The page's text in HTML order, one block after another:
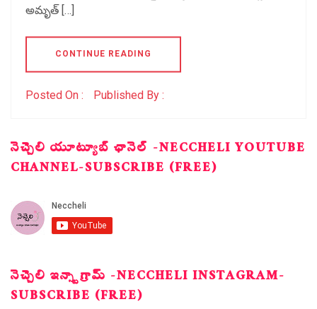
అమృత్ […]
CONTINUE READING
Posted On : Published By :
నెచ్చెలి యూట్యూబ్ ఛానెల్ -NECCHELI YOUTUBE
CHANNEL-SUBSCRIBE (FREE)
నెచ్చెలి ఇన్స్టాగ్రామ్ -NECCHELI INSTAGRAM-
SUBSCRIBE (FREE)